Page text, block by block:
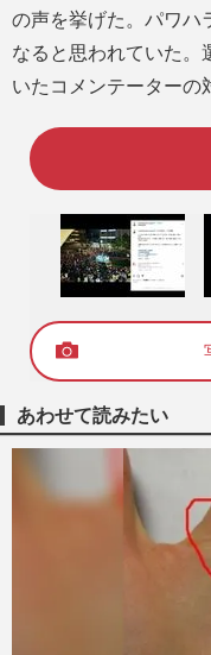
の声を挙げた。パワハ
なると思われていた。
いたコメンテーターの
あわせて読みたい